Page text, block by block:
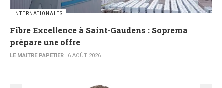
INTERNATIONALES
Fibre Excellence à Saint-Gaudens : Soprema
prépare une offre
LE MAITRE PAPETIER 6 AOÛT 2026